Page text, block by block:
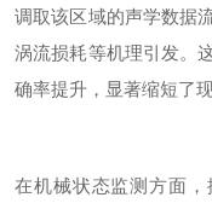
调取该区域的声学数据
涡流损耗等机理引发。
确率提升，显著缩短了
在机械状态监测方面，